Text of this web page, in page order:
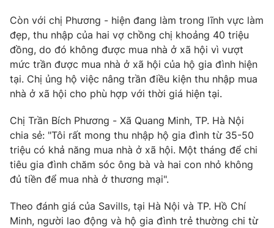
Còn với chị Phương - hiện đang làm trong lĩnh vực làm
đẹp, thu nhập của hai vợ chồng chị khoảng 40 triệu
đồng, do đó không được mua nhà ở xã hội vì vượt
mức trần được mua nhà ở xã hội của hộ gia đình hiện
tại. Chị ủng hộ việc nâng trần điều kiện thu nhập mua
nhà ở xã hội cho phù hợp với thời giá hiện tại.
Chị Trần Bích Phương - Xã Quang Minh, TP. Hà Nội
chia sẻ: "Tôi rất mong thu nhập hộ gia đình từ 35-50
triệu có khả năng mua nhà ở xã hội. Một tháng để chi
tiêu gia đình chăm sóc ông bà và hai con nhỏ không
đủ tiền để mua nhà ở thương mại".
Theo đánh giá của Savills, tại Hà Nội và TP. Hồ Chí
Minh, người lao động và hộ gia đình trẻ thường chi từ